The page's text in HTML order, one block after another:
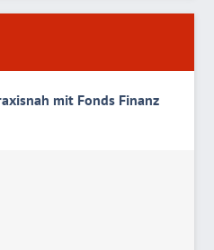
mit Fonds Finanz